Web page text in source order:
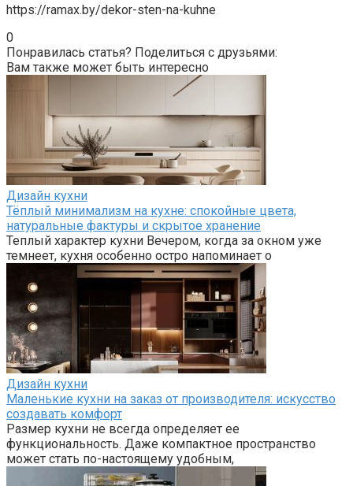
https://ramax.by/dekor-sten-na-kuhne
0
Понравилась статья? Поделиться с друзьями:
Вам также может быть интересно
Дизайн кухни
Тёплый минимализм на кухне: спокойные цвета,
натуральные фактуры и скрытое хранение
Теплый характер кухни Вечером, когда за окном уже
темнеет, кухня особенно остро напоминает о
Дизайн кухни
Маленькие кухни на заказ от производителя: искусство
создавать комфорт
Размер кухни не всегда определяет ее
функциональность. Даже компактное пространство
может стать по-настоящему удобным,